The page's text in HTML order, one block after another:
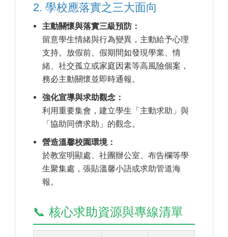
2. 學校應落實之三大面向
主動關懷與落實三級預防：
留意學生情緒與行為變異，主動給予心理
支持。放假前、假期間如發現學業、情
緒、社交孤立或家庭因素等高風險個案，
務必主動關懷並即時通報。
強化宣導與求助觀念：
利用重要集會，建立學生「主動求助」與
「協助同儕求助」的觀念。
營造溫馨校園環境：
於教室明顯處、社團辦公室、布告欄等學
生聚集處，張貼溫馨小語或求助管道海
報。
📞 核心求助資源與專線清單